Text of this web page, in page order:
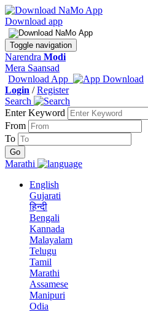
Download app
Toggle navigation
Narendra Modi
Mera Saansad
Download App
Login /Register
Search
Enter Keyword
From
To
Marathi
English
Gujarati
हिन्दी
Bengali
Kannada
Malayalam
Telugu
Tamil
Marathi
Assamese
Manipuri
Odia